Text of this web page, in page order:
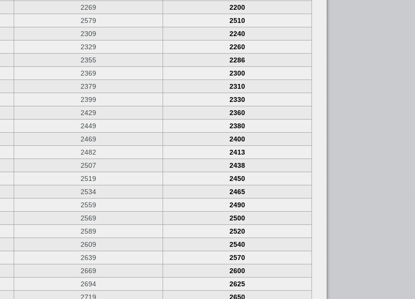
2269
2200
2579
2510
2309
2240
2329
2260
2355
2286
2369
2300
2379
2310
2399
2330
2429
2360
2449
2380
2469
2400
2482
2413
2507
2438
2519
2450
2534
2465
2559
2490
2569
2500
2589
2520
2609
2540
2639
2570
2669
2600
2694
2625
2719 2650